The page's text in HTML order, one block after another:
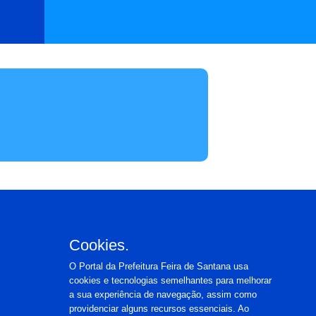
Cookies.
O Portal da Prefeitura Feira de Santana usa
cookies e tecnologias semelhantes para melhorar
a sua experiência de navegação, assim como
providenciar alguns recursos essenciais. Ao